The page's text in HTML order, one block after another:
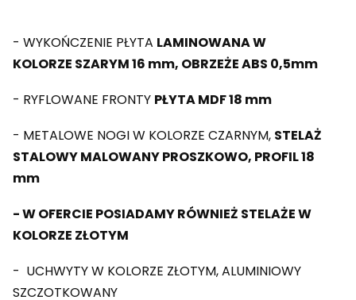
- WYKOŃCZENIE PŁYTA LAMINOWANA W
KOLORZE SZARYM 16 mm, OBRZEŻE ABS 0,5mm
- RYFLOWANE FRONTY PŁYTA MDF 18 mm
- METALOWE NOGI W KOLORZE CZARNYM, STELAŻ
STALOWY MALOWANY PROSZKOWO, PROFIL 18
mm
- W OFERCIE POSIADAMY RÓWNIEŻ STELAŻE W
KOLORZE ZŁOTYM
- UCHWYTY W KOLORZE ZŁOTYM, ALUMINIOWY
SZCZOTKOWANY